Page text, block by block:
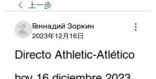
上一步
Геннадий Зоркин
2023年12月16日
Directo Athletic-Atlético